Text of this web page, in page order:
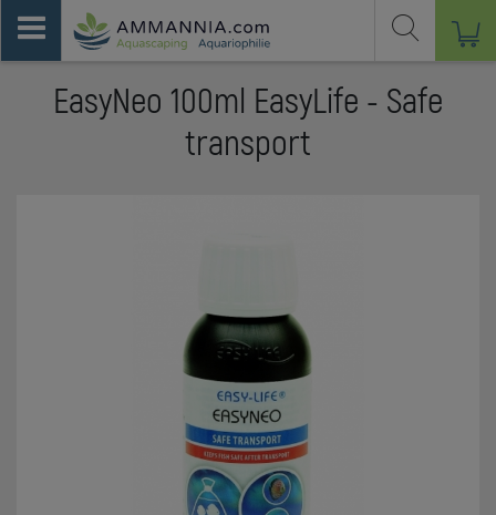
EasyNeo 100ml EasyLife - Safe
transport